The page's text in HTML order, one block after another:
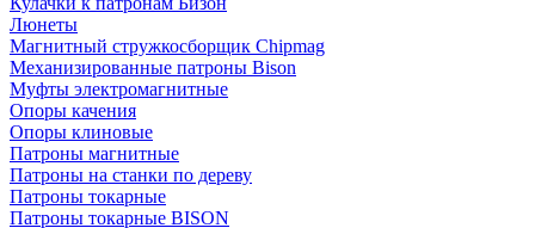
Люнеты
Магнитный стружкосборщик Chipmag
Механизированные патроны Bison
Муфты электромагнитные
Опоры качения
Опоры клиновые
Патроны магнитные
Патроны на станки по дереву
Патроны токарные
Патроны токарные BISON